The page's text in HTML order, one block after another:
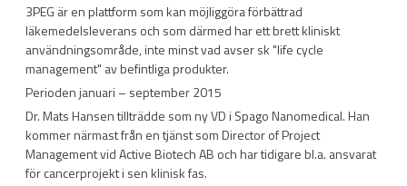
3PEG är en plattform som kan möjliggöra förbättrad
läkemedelsleverans och som därmed har ett brett kliniskt
användningsområde, inte minst vad avser sk "life cycle
management" av befintliga produkter.
Perioden januari – september 2015
Dr. Mats Hansen tillträdde som ny VD i Spago Nanomedical. Han
kommer närmast från en tjänst som Director of Project
Management vid Active Biotech AB och har tidigare bl.a. ansvarat
för cancerprojekt i sen klinisk fas.